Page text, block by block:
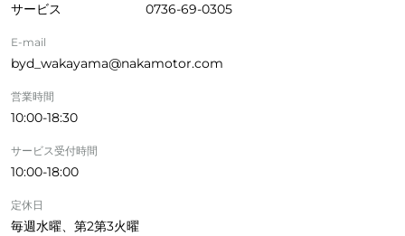
サービス
0736-69-0305
E-mail
byd_wakayama@nakamotor.com
営業時間
10:00-18:30
サービス受付時間
10:00-18:00
定休日
毎週水曜、第2第3火曜